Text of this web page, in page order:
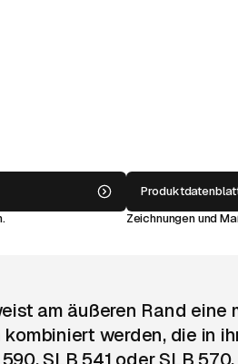
Zeichnungen und
am äußeren Rand eine
werden, die in
SLB 541 oder SLB 570.